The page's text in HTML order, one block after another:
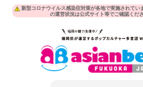
新型コロナウイルス感染症対策が各地で実施されてい
の運営状況は公式サイト等でご確認くださ